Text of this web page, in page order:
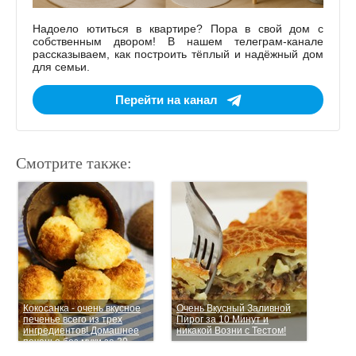
Надоело ютиться в квартире? Пора в свой дом с
собственным двором! В нашем телеграм-канале
рассказываем, как построить тёплый и надёжный дом
для семьи.
Перейти на канал
Смотрите также:
Кокосанка - очень вкусное
печенье всего из трех
ингредиентов! Домашнее
печенье без муки за 20
Очень Вкусный Заливной
Пирог за 10 Минут и
никакой Возни с Тестом!